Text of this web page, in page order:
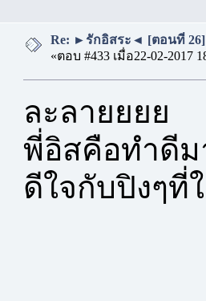
Re: ►รักอิสระ◄ [ตอนที่ 26]
«ตอบ #433 เมื่อ22-02-2017
ละลายยยย
พี่อิสคือทำดีม
ดีใจกับปิงๆที่